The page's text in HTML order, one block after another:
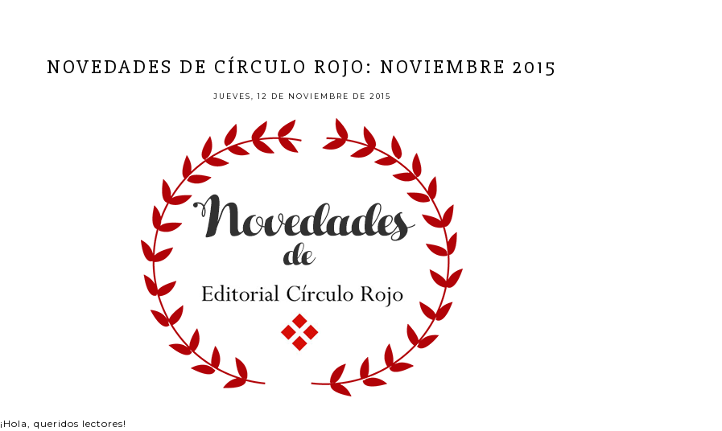
NOVEDADES DE CÍRCULO ROJO: NOVIEMBRE 2015
JUEVES, 12 DE NOVIEMBRE DE 2015
¡Hola, queridos lectores!